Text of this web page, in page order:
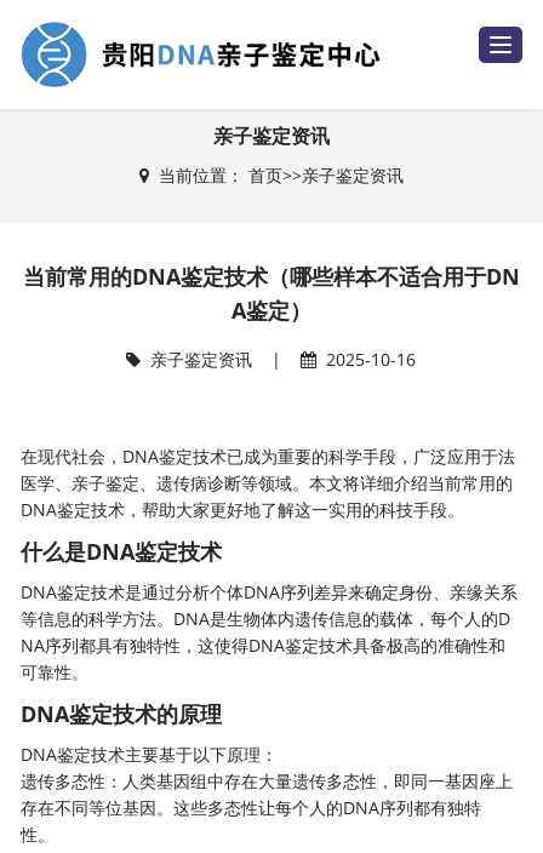
T
o
i
o
亲子鉴定资讯
当前位置： 首页>>亲子鉴定资讯
当前常用的DNA鉴定技术（哪些样本不适合用于DN
A鉴定）
亲子鉴定资讯 | 2025-10-16
在现代社会，DNA鉴定技术已成为重要的科学手段，广泛应用于法
医学、亲子鉴定、遗传病诊断等领域。本文将详细介绍当前常用的
DNA鉴定技术，帮助大家更好地了解这一实用的科技手段。
什么是DNA鉴定技术
DNA鉴定技术是通过分析个体DNA序列差异来确定身份、亲缘关系
等信息的科学方法。DNA是生物体内遗传信息的载体，每个人的D
NA序列都具有独特性，这使得DNA鉴定技术具备极高的准确性和
可靠性。
DNA鉴定技术的原理
DNA鉴定技术主要基于以下原理：
遗传多态性：人类基因组中存在大量遗传多态性，即同一基因座上
存在不同等位基因。这些多态性让每个人的DNA序列都有独特
性。